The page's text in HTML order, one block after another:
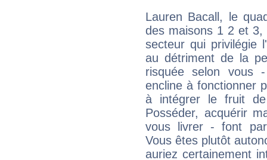
Lauren Bacall, le
des maisons 1 2 et
secteur qui privilégie
au détriment de la
risquée selon vous
encline à fonctionner
à intégrer le fruit
Posséder, acquérir
vous livrer - font
Vous êtes plutôt
auriez certainement